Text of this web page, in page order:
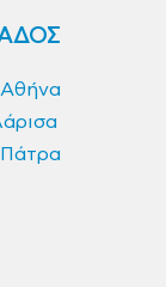
Αθήνα
Πάτρα